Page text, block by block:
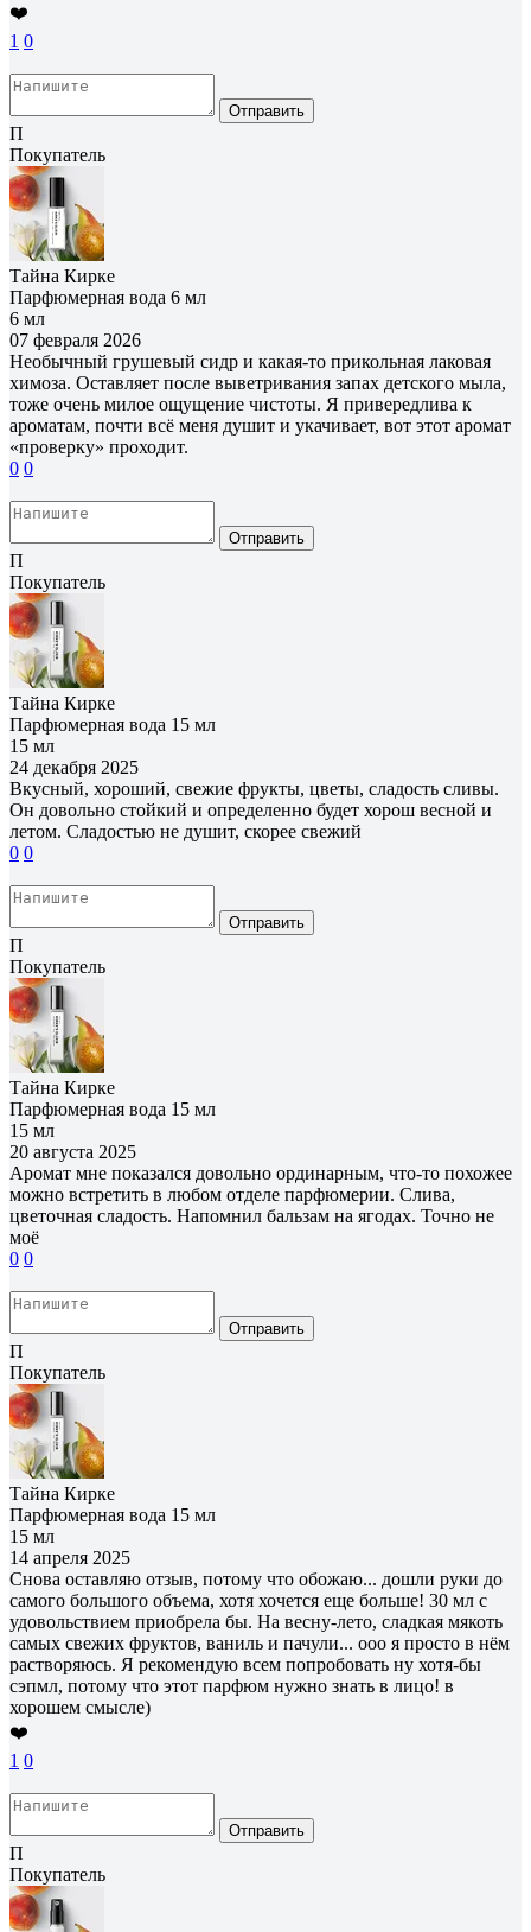
❤️
1 0
Отправить
П
Покупатель
Тайна Кирке
Парфюмерная вода 6 мл
6 мл
07 февраля 2026
Необычный грушевый сидр и какая-то прикольная лаковая
химоза. Оставляет после выветривания запах детского мыла,
тоже очень милое ощущение чистоты. Я привередлива к
ароматам, почти всё меня душит и укачивает, вот этот аромат
«проверку» проходит.
0 0
Отправить
П
Покупатель
Тайна Кирке
Парфюмерная вода 15 мл
15 мл
24 декабря 2025
Вкусный, хороший, свежие фрукты, цветы, сладость сливы.
Он довольно стойкий и определенно будет хорош весной и
летом. Сладостью не душит, скорее свежий
0 0
Отправить
П
Покупатель
Тайна Кирке
Парфюмерная вода 15 мл
15 мл
20 августа 2025
Аромат мне показался довольно ординарным, что-то похожее
можно встретить в любом отделе парфюмерии. Слива,
цветочная сладость. Напомнил бальзам на ягодах. Точно не
моё
0 0
Отправить
П
Покупатель
Тайна Кирке
Парфюмерная вода 15 мл
15 мл
14 апреля 2025
Снова оставляю отзыв, потому что обожаю... дошли руки до
самого большого объема, хотя хочется еще больше! 30 мл с
удовольствием приобрела бы. На весну-лето, сладкая мякоть
самых свежих фруктов, ваниль и пачули... ооо я просто в нём
растворяюсь. Я рекомендую всем попробовать ну хотя-бы
сэпмл, потому что этот парфюм нужно знать в лицо! в
хорошем смысле)
❤️
1 0
Отправить
П
Покупатель